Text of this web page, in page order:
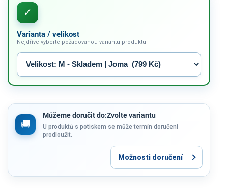
Varianta / velikost
Nejdříve vyberte požadovanou variantu produktu
Můžeme doručit do:Zvolte variantu
U produktů s potiskem se může termín doručení
prodloužit.
Možnosti doručení